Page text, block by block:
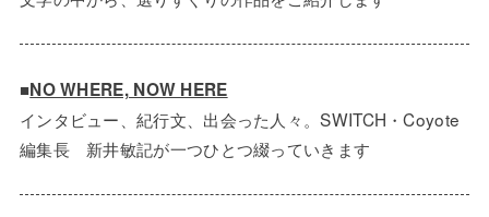
■NO WHERE, NOW HERE
インタビュー、紀行文、出会った人々。SWITCH・Coyote
編集長 新井敏記が一つひとつ綴っていきます